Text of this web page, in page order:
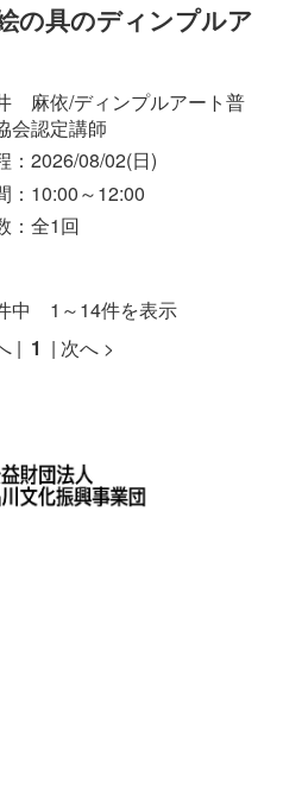
の具のディンプルア
麻依/ディンプルアート普
会認定講師
：2026/08/02(日)
：10:00～12:00
：全1回
中 1～14件を表示
| 1 | 次へ >